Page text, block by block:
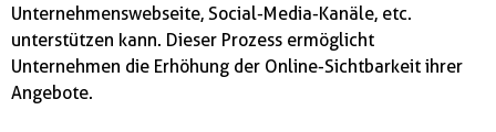
Unternehmenswebseite, Social-Media-Kanäle, etc.
unterstützen kann. Dieser Prozess ermöglicht
Unternehmen die Erhöhung der Online-Sichtbarkeit ihrer
Angebote.